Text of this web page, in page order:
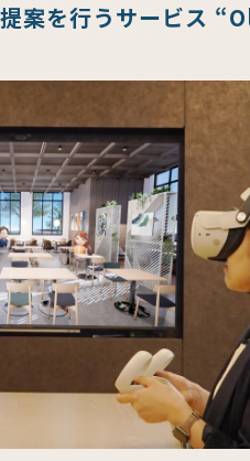
案を行うサービス